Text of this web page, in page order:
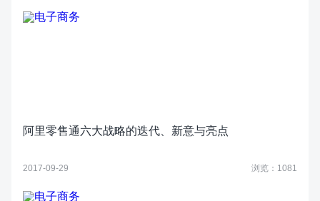
阿里零售通六大战略的迭代、新意与亮点
2017-09-29 浏览：1081